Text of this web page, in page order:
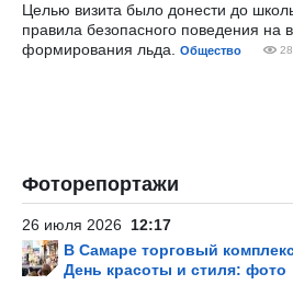
Целью визита было донести до
правила безопасного поведения на
формирования льда.
Общество
Фоторепортажи
26 июля 2026 12:17
В Самаре торговый
День красоты и стиля: фото